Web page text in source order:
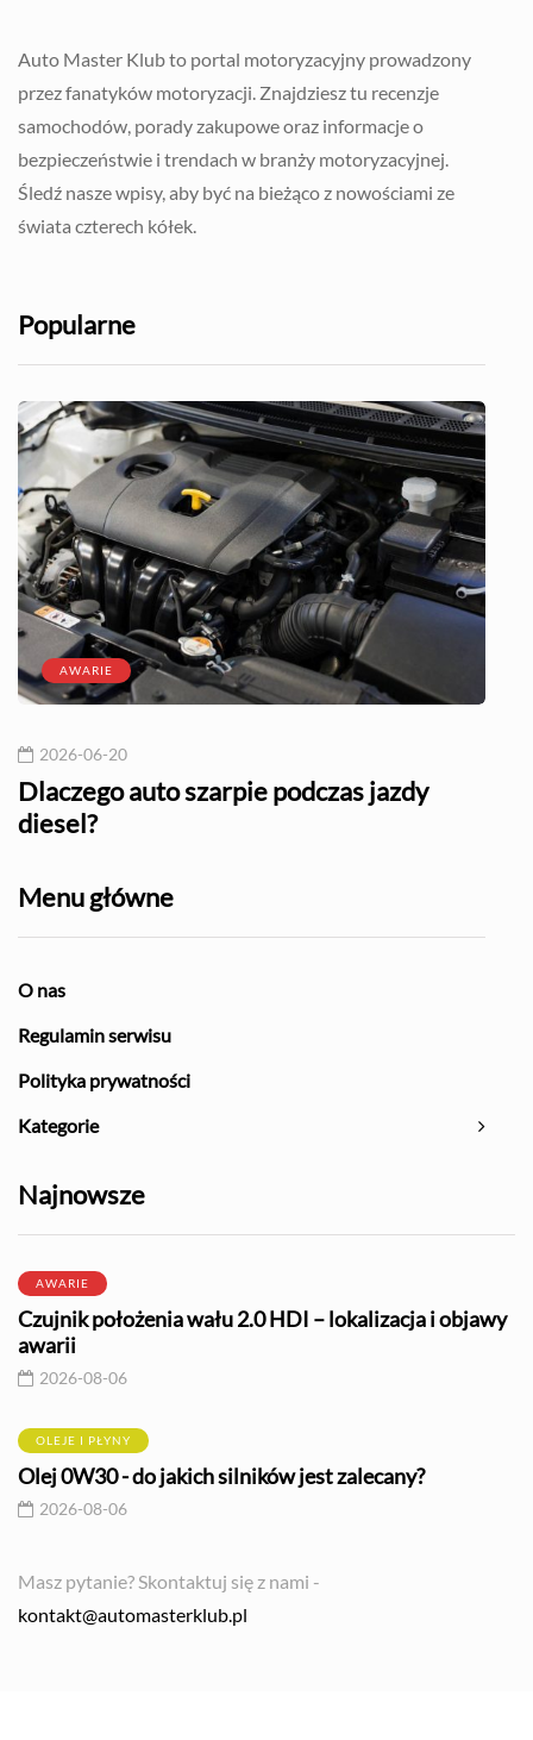
Auto Master Klub to portal motoryzacyjny prowadzony
przez fanatyków motoryzacji. Znajdziesz tu recenzje
samochodów, porady zakupowe oraz informacje o
bezpieczeństwie i trendach w branży motoryzacyjnej.
Śledź nasze wpisy, aby być na bieżąco z nowościami ze
świata czterech kółek.
Popularne
AWARIE
2026-06-20
Dlaczego auto szarpie podczas jazdy
diesel?
Menu główne
O nas
Regulamin serwisu
Polityka prywatności
Kategorie
Najnowsze
AWARIE
Czujnik położenia wału 2.0 HDI – lokalizacja i objawy
awarii
2026-08-06
OLEJE I PŁYNY
Olej 0W30 - do jakich silników jest zalecany?
2026-08-06
Masz pytanie? Skontaktuj się z nami -
kontakt@automasterklub.pl